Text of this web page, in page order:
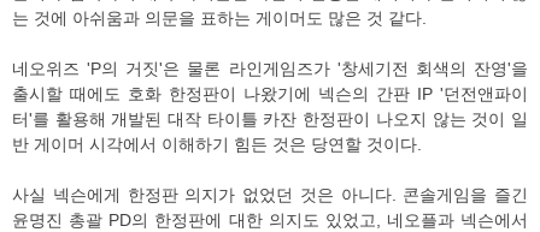
는 것에 아쉬움과 의문을 표하는 게이머도 많은 것 같다.
네오위즈 'P의 거짓'은 물론 라인게임즈가 '창세기전 회색의 잔영'을
출시할 때에도 호화 한정판이 나왔기에 넥슨의 간판 IP '던전앤파이
터'를 활용해 개발된 대작 타이틀 카잔 한정판이 나오지 않는 것이 일
반 게이머 시각에서 이해하기 힘든 것은 당연할 것이다.
사실 넥슨에게 한정판 의지가 없었던 것은 아니다. 콘솔게임을 즐긴
윤명진 총괄 PD의 한정판에 대한 의지도 있었고, 네오플과 넥슨에서